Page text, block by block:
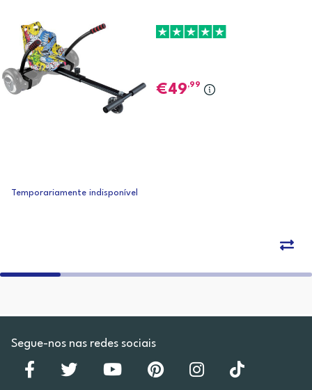
49,99
Temporariamente indisponível
Segue-nos nas redes sociais